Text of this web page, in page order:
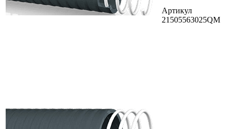
Артикул
21505563025QM